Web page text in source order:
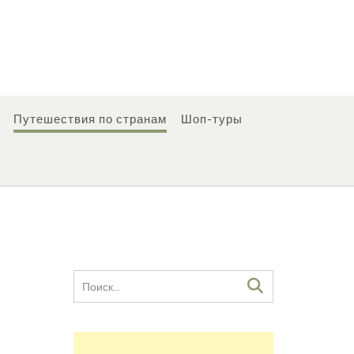
Путешествия по странам Шоп-туры